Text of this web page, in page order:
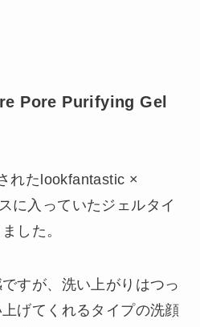
Pore Purifying Gel
れたlookfantastic ×
に入っていたジェルタイ
した。
すが、洗い上がりはつっ
げてくれるタイプの洗顔